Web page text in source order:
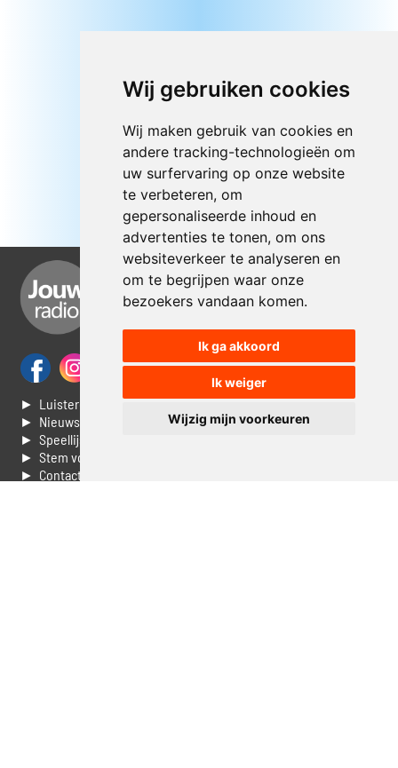
Wij gebruiken cookies
Wij maken gebruik van cookies en
andere tracking-technologieën om
uw surfervaring op onze website
te verbeteren, om
gepersonaliseerde inhoud en
advertenties te tonen, om ons
websiteverkeer te analyseren en
om te begrijpen waar onze
bezoekers vandaan komen.
Ik ga akkoord
Ik weiger
Wijzig mijn voorkeuren
► Luisteren naar Jouwradio
► Nieuws
► Speellijst
► Stem voor de Dag top 3
► Contacteer ons